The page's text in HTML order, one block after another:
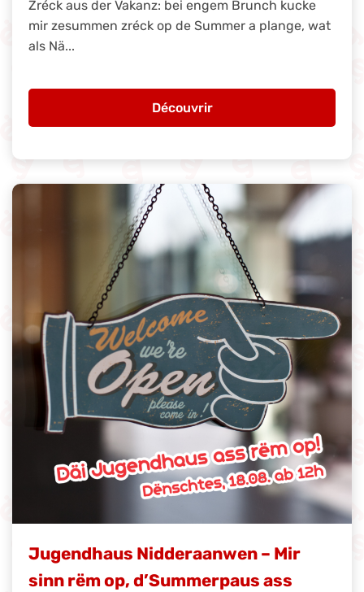
Zréck aus der Vakanz: bei engem Brunch kucke
mir zesummen zréck op de Summer a plange, wat
als Nä...
Découvrir
Jugendhaus Nidderaanwen – Mir
sinn rëm op, d’Summerpaus ass